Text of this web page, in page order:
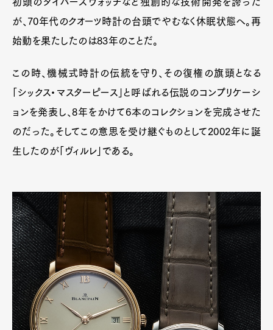
が、70年代のクオーツ時計の台頭でやむなく休眠状態へ。再
始動を果たしたのは83年のことだ。
この時、機械式時計の伝統を守り、その復権の旗頭となる
「シックス・マスターピース」と呼ばれる伝説のコンプリケーシ
ョンを発表し、8年をかけて6本のコレクションを完成させた
のだった。そしてこの意思を受け継ぐものとして2002年に誕
生したのが「ヴィルレ」である。